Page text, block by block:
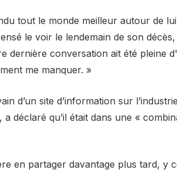
tout le monde meilleur autour de
le voir le lendemain de son
dernière conversation ait été pleine
me manquer. »
d’un site d’information sur
a déclaré qu’il était dans une «
en partager davantage plus tard, y